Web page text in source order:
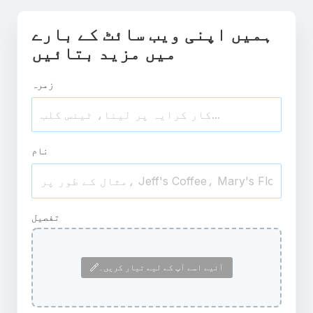
ہمیں اپنی ویب سائٹ کے بارے
میں مزید بتائیں
زمرہ
نام
تفصیل
آئیے اسے آپ کے لیے تیار کریں۔